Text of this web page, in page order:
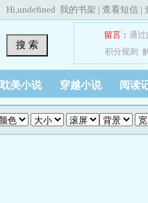
Hi,undefined 我的书架 | 查看短信 |
搜 索
留言： 通过
积分规则
耽美小说 穿越小说 阅读